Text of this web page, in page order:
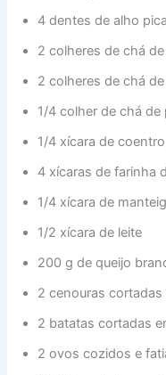
4 dentes de alho
2 colheres de chá
2 colheres de chá
1/4 colher de chá
1/4 xícara de
4 xícaras de farinha
1/4 xícara de
1/2 xícara de leite
200 g de queijo
2 cenouras cortadas
2 batatas cortadas
2 ovos cozidos e